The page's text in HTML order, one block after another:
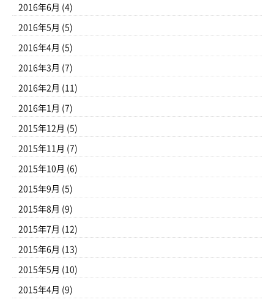
2016年6月 (4)
2016年5月 (5)
2016年4月 (5)
2016年3月 (7)
2016年2月 (11)
2016年1月 (7)
2015年12月 (5)
2015年11月 (7)
2015年10月 (6)
2015年9月 (5)
2015年8月 (9)
2015年7月 (12)
2015年6月 (13)
2015年5月 (10)
2015年4月 (9)